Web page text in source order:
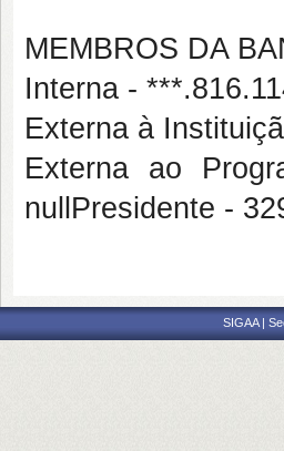
MEMBROS DA
Interna -
Externa à
Externa ao
nullPresidente -
SIGAA |